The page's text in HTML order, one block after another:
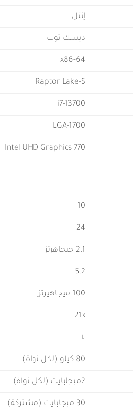
إنتل
ديسك توب
x86-64
Raptor Lake-S
i7-13700
LGA-1700
Intel UHD Graphics 770
10
24
2.1 جيجاهرتز
5.2
100 ميجاهيرتز
21x
لا
80 كيلو (لكل نواة)
2ميجابايت (لكل نواة)
30 ميجابايت (مشتركة)